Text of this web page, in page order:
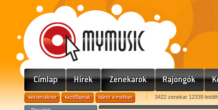
3422 zenekar 12339